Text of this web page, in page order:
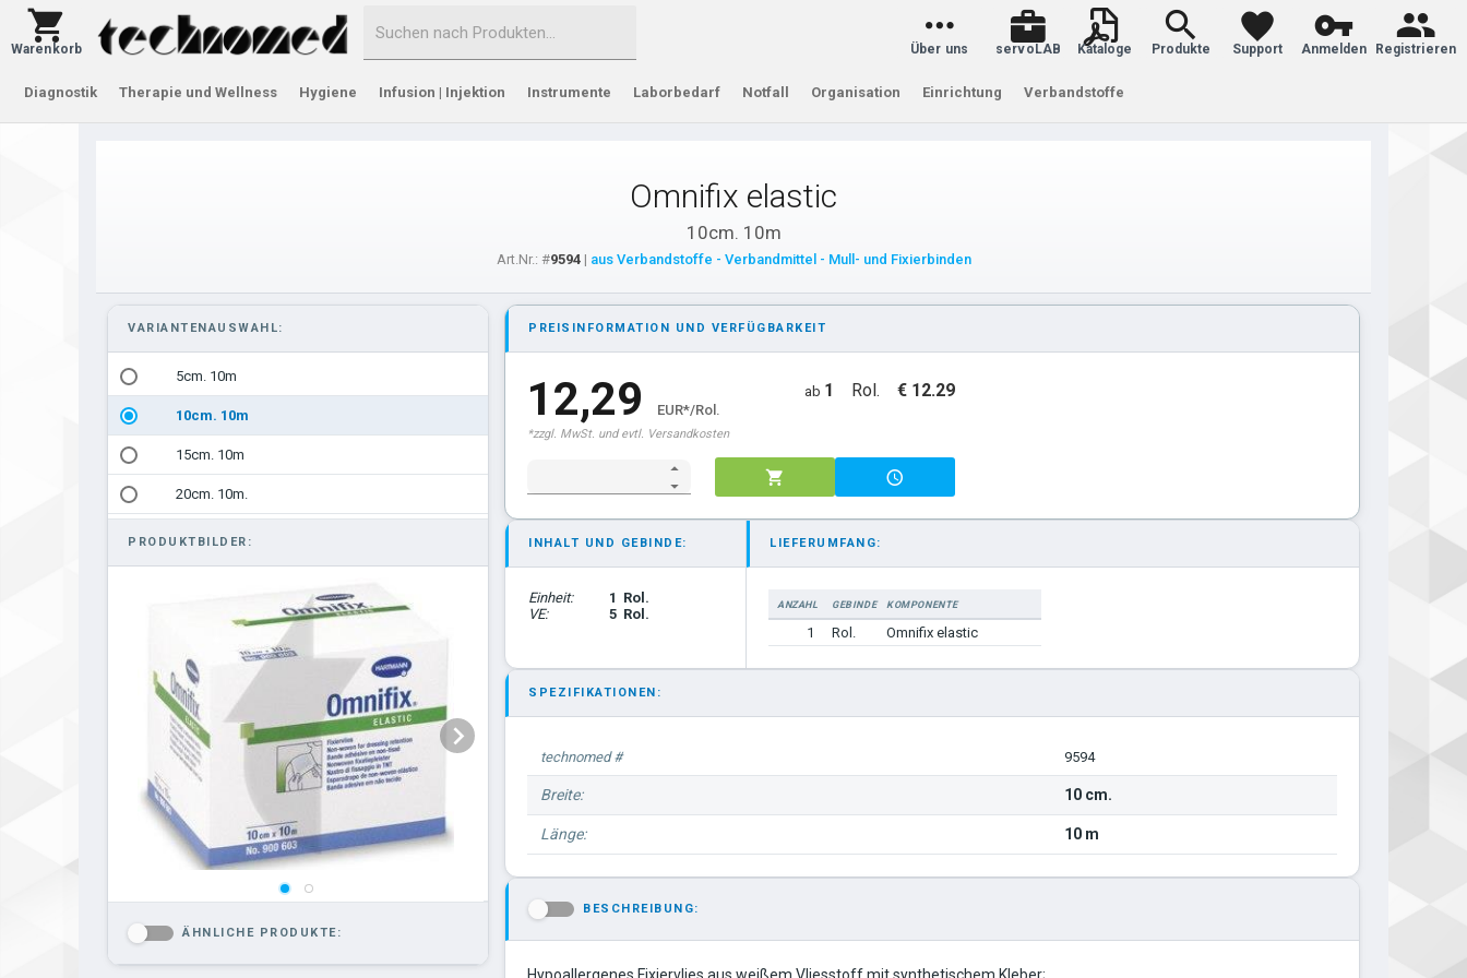
Warenkorb Über uns servoLAB Kataloge Produkte Support Anmelden Registrieren
Diagnostik Therapie und Wellness Hygiene Infusion | Injektion Instrumente Laborbedarf Notfall Organisation Einrichtung Verbandstoffe
Omnifix elastic
10cm. 10m
Art.Nr.: #9594| aus Verbandstoffe - Verbandmittel - Mull- und Fixierbinden
VARIANTENAUSWAHL:
5cm. 10m
10cm. 10m
15cm. 10m
20cm. 10m.
PRODUKTBILDER:
ÄHNLICHE PRODUKTE:
PREISINFORMATION UND VERFÜGBARKEIT
12,29 EUR*/Rol.
*zzgl. MwSt. und evtl. Versandkosten
ab 1 Rol. € 12.29
INHALT UND GEBINDE:
Einheit: 1 Rol.
VE:
5 Rol.
LIEFERUMFANG:
ANZAHL GEBINDE KOMPONENTE
1
Rol. Omnifix elastic
SPEZIFIKATIONEN:
technomed # 9594
Breite: 10 cm.
Länge: 10 m
BESCHREIBUNG: